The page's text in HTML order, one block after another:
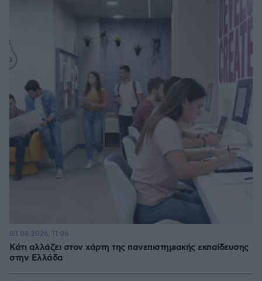
Κάτι αλλάζει στον χάρτη της πανεπιστημιακής εκπαίδευσης
στην Ελλάδα
03.08.2026, 11:06